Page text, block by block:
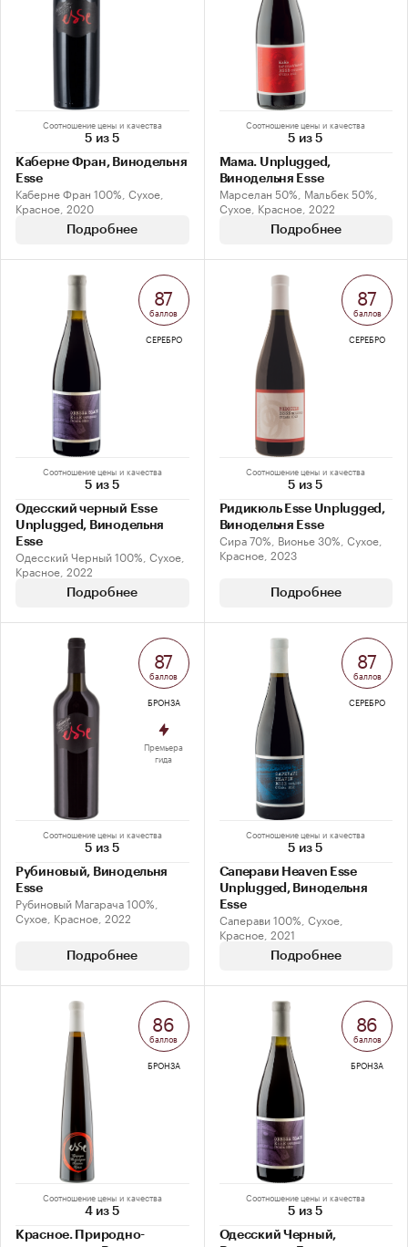
Соотношение цены и качества
5 из 5
Каберне Фран, Винодельня
Esse
Каберне Фран 100%, Сухое,
Красное, 2020
Подробнее
Соотношение цены и качества
5 из 5
Мама. Unplugged,
Винодельня Esse
Марселан 50%, Мальбек 50%,
Сухое, Красное, 2022
Подробнее
Соотношение цены и качества
5 из 5
Одесский черный Esse
Unplugged, Винодельня
Esse
Одесский Черный 100%, Сухое,
Красное, 2022
Подробнее
87
баллов
СЕРЕБРО
Соотношение цены и качества
5 из 5
Ридикюль Esse Unplugged,
Винодельня Esse
Сира 70%, Вионье 30%, Сухое,
Красное, 2023
Подробнее
87
баллов
СЕРЕБРО
Соотношение цены и качества
5 из 5
Рубиновый, Винодельня
Esse
Рубиновый Магарача 100%,
Сухое, Красное, 2022
Подробнее
87
баллов
БРОНЗА
Премьера
гида
Соотношение цены и качества
5 из 5
Саперави Heaven Esse
Unplugged, Винодельня
Esse
Саперави 100%, Сухое,
Красное, 2021
Подробнее
87
баллов
СЕРЕБРО
Соотношение цены и качества
4 из 5
Красное. Природно-
86
баллов
БРОНЗА
Соотношение цены и качества
5 из 5
Одесский Черный,
86
баллов
БРОНЗА